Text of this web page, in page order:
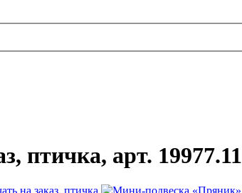
птичка, арт. 19977.11